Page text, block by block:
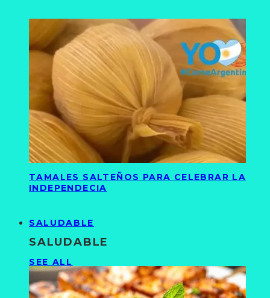
TAMALES SALTEÑOS PARA CELEBRAR LA
INDEPENDECIA
SALUDABLE
SALUDABLE
SEE ALL